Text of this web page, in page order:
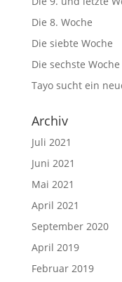
Die 8. Woche
Die siebte Woche
Die sechste Woche
Tayo sucht ein
Archiv
Juli 2021
Juni 2021
Mai 2021
April 2021
September 2020
April 2019
Februar 2019